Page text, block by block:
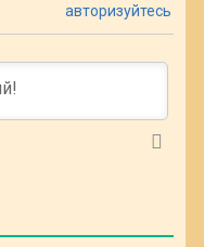
авторизуйтесь